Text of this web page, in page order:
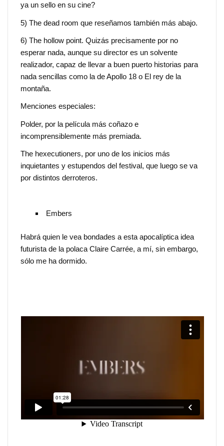
ya un sello en su cine?
5) The dead room que reseñamos también más abajo.
6) The hollow point. Quizás precisamente por no
esperar nada, aunque su director es un solvente
realizador, capaz de llevar a buen puerto historias para
nada sencillas como la de Apollo 18 o El rey de la
montaña.
Menciones especiales:
Polder, por la película más coñazo e
incomprensiblemente más premiada.
The hexecutioners, por uno de los inicios más
inquietantes y estupendos del festival, que luego se va
por distintos derroteros.
Embers
Habrá quien le vea bondades a esta apocalíptica idea
futurista de la polaca Claire Carrée, a mí, sin embargo,
sólo me ha dormido.